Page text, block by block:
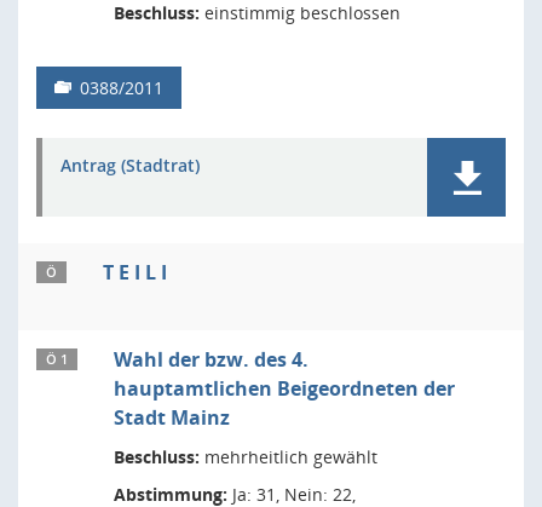
Beschluss: einstimmig beschlossen
0388/2011
Antrag (Stadtrat)
Ö T E I L I
Ö 1
Wahl der bzw. des 4.
hauptamtlichen Beigeordneten der
Stadt Mainz
Beschluss: mehrheitlich gewählt
Abstimmung: Ja: 31, Nein: 22,